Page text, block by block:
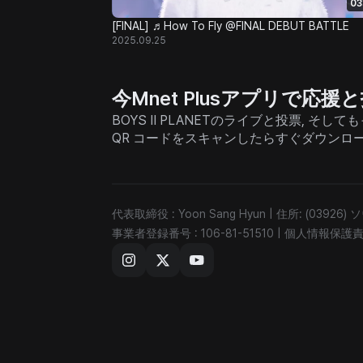
[FINAL] ♬How To Fly @FINAL DEBUT BATTLE
2025.09.25
今Mnet Plusアプリで応援
BOYS II PLANETのライブと投票, そして
QR コードをスキャンしたらすぐダウンロ
代表取締役 : Yoon Sang Hyun
住所: (03926)
事業者登録番号 : 106-81-51510
個人情報保護